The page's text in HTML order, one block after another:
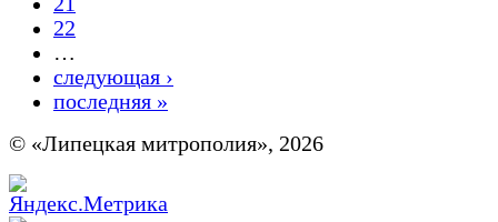
22
…
следующая ›
последняя »
© «Липецкая митрополия», 2026